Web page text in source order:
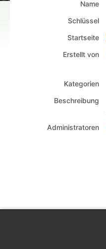
Name
Schlüssel
Startseite
Erstellt von
Kategorien
Beschreibung
Administratoren